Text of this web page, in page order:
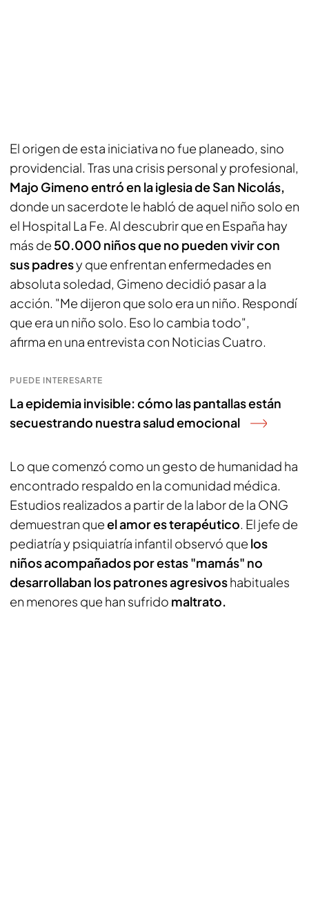
El origen de esta iniciativa no fue planeado, sino
providencial. Tras una crisis personal y profesional,
Majo Gimeno entró en la iglesia de San Nicolás,
donde un sacerdote le habló de aquel niño solo en
el Hospital La Fe. Al descubrir que en España hay
más de 50.000 niños que no pueden vivir con
sus padresy que enfrentan enfermedades en
absoluta soledad, Gimeno decidió pasar a la
acción. "Me dijeron que solo era un niño. Respondí
que era un niño solo. Eso lo cambia todo",
afirma en una entrevista con Noticias Cuatro.
PUEDE INTERESARTE
La epidemia invisible: cómo las pantallas están
secuestrando nuestra salud emocional
Lo que comenzó como un gesto de humanidad ha
encontrado respaldo en la comunidad médica.
Estudios realizados a partir de la labor de la ONG
demuestran queel amor es terapéutico. El jefe de
pediatría y psiquiatría infantil observó que los
niños acompañados por estas "mamás" no
desarrollaban los patrones agresivoshabituales
en menores que han sufrido maltrato.